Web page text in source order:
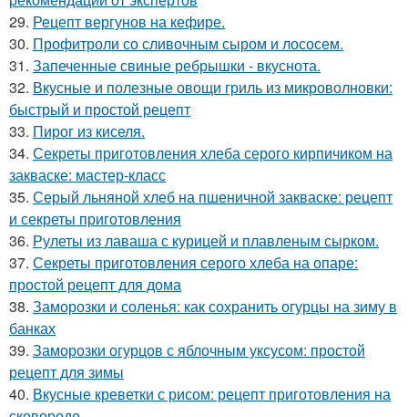
29. Рецепт вергунов на кефире.
30. Профитроли со сливочным сыром и лососем.
31. Запеченные свиные ребрышки - вкуснота.
32. Вкусные и полезные овощи гриль из микроволновки:
быстрый и простой рецепт
33. Пирог из киселя.
34. Секреты приготовления хлеба серого кирпичиком на
закваске: мастер-класс
35. Серый льняной хлеб на пшеничной закваске: рецепт
и секреты приготовления
36. Рулеты из лаваша с курицей и плавленым сырком.
37. Секреты приготовления серого хлеба на опаре:
простой рецепт для дома
38. Заморозки и соленья: как сохранить огурцы на зиму в
банках
39. Заморозки огурцов с яблочным уксусом: простой
рецепт для зимы
40. Вкусные креветки с рисом: рецепт приготовления на